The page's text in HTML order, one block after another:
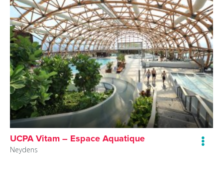
UCPA Vitam – Espace Aquatique
Neydens